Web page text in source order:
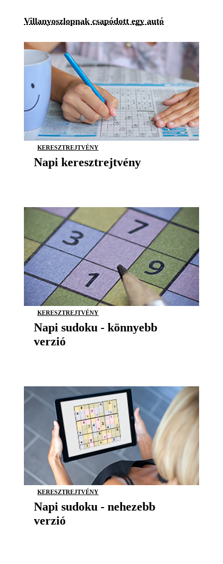
Villanyoszlopnak csapódott egy autó
KERESZTREJTVÉNY
Napi keresztrejtvény
KERESZTREJTVÉNY
Napi sudoku - könnyebb
verzió
KERESZTREJTVÉNY
Napi sudoku - nehezebb
verzió